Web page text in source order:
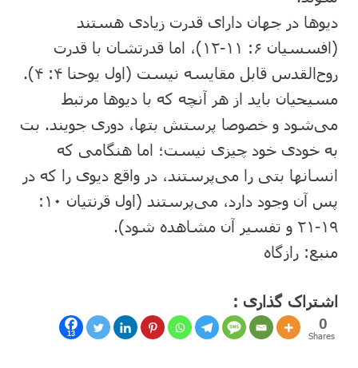
دیوها در جهان دارای قدرت زیادی هستند
(افسسیان ۶: ۱۱-۱۲)، اما قدرتشان با قدرت
روح‌القدس قابل مقایسه نیست (اول یوحنا ۴: ۴).
مسیحیان باید از هر آنچه که با دیوها مرتبط
می‌شود و خصوصا پرستش بتها، دوری جویند. بت
به خودی خود چیزی نیست؛ اما هنگامی که
انسانها بتی را می‌پرستند، در واقع دیوی را که در
پس آن وجود دارد، می‌پرستند (اول قرنتیان ۱۰:
۱۹-۲۱ و تفسیر آن مشاهده شود).
منبع: رازگاه
اشتراک گذاری :
13
0
Shares